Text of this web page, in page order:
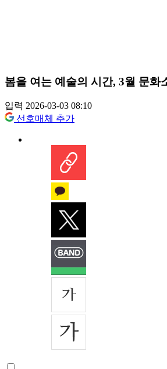
봄을 여는 예술의 시간, 3월 문화
입력 2026-03-03 08:10
선호매체 추가